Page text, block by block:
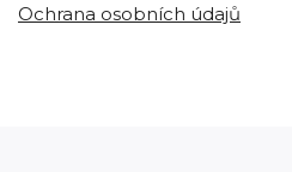
Ochrana osobních údajů